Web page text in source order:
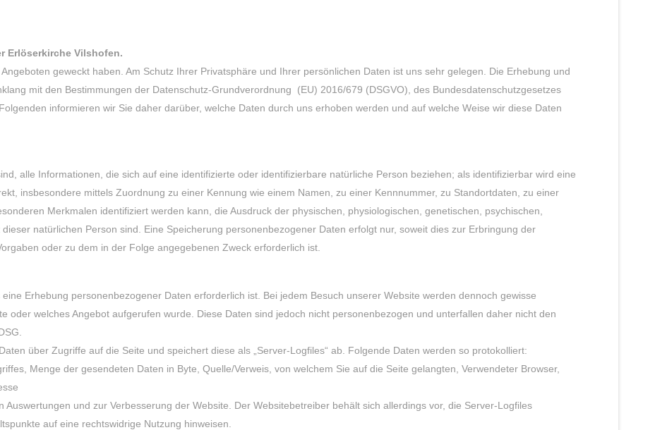
Erlöserkirche Vilshofen.
geweckt haben. Am Schutz Ihrer Privatsphäre und Ihrer persönlichen Daten ist uns sehr gelegen. Die Erhebung und
mit den Bestimmungen der Datenschutz-Grundverordnung (EU) 2016/679 (DSGVO), des Bundesdatenschutzgesetzes
informieren wir Sie daher darüber, welche Daten durch uns erhoben werden und auf welche Weise wir diese Daten
alle Informationen, die sich auf eine identifizierte oder identifizierbare natürliche Person beziehen; als identifizierbar wird eine
insbesondere mittels Zuordnung zu einer Kennung wie einem Namen, zu einer Kennnummer, zu Standortdaten, zu einer
Merkmalen identifiziert werden kann, die Ausdruck der physischen, physiologischen, genetischen, psychischen,
natürlichen Person sind. Eine Speicherung personenbezogener Daten erfolgt nur, soweit dies zur Erbringung der
oder zu dem in der Folge angegebenen Zweck erforderlich ist.
Erhebung personenbezogener Daten erforderlich ist. Bei jedem Besuch unserer Website werden dennoch gewisse
oder welches Angebot aufgerufen wurde. Diese Daten sind jedoch nicht personenbezogen und unterfallen daher nicht den
über Zugriffe auf die Seite und speichert diese als „Server-Logfiles“ ab. Folgende Daten werden so protokolliert:
Menge der gesendeten Daten in Byte, Quelle/Verweis, von welchem Sie auf die Seite gelangten, Verwendeter Browser,
und zur Verbesserung der Website. Der Websitebetreiber behält sich allerdings vor, die Server-Logfiles
auf eine rechtswidrige Nutzung hinweisen.